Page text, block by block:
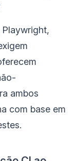
Playwright,
ambos
com base em